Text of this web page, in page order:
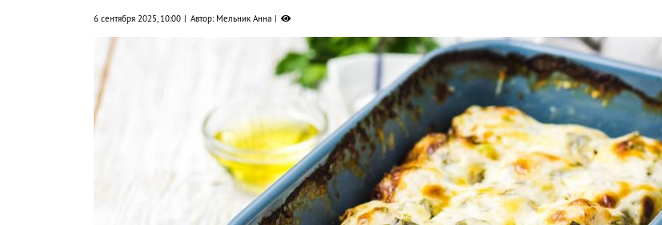
6 сентября 2025, 10:00 Автор: Мельник Анна